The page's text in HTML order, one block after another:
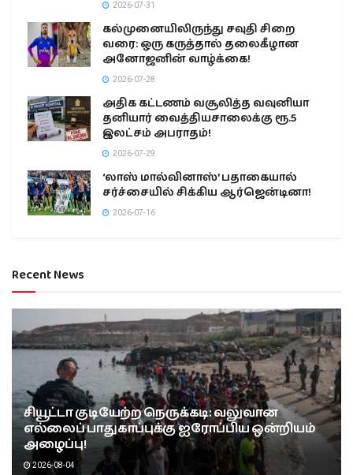
2026-07-31
கல்முனையிலிருந்து சவுதி சிறை
வரை: ஒரு கருத்தால் தலைகீழான
அனோஜனின் வாழ்க்கை!
2026-07-28
அதிக கட்டணம் வசூலித்த வவுனியா
தனியார் வைத்தியசாலைக்கு ரூ.5
இலட்சம் அபராதம்!
2026-07-29
‘லாஸ் மால்வினாஸ்’ பதாகையால்
சர்ச்சையில் சிக்கிய ஆர்ஜென்டினா!
2026-07-16
Recent News
சியூட்டா குடியேற்ற நெருக்கடி: வலுவான
எல்லைப் பாதுகாப்புக்கு ஐரோப்பிய ஒன்றியம்
அழைப்பு!
2026-08-04